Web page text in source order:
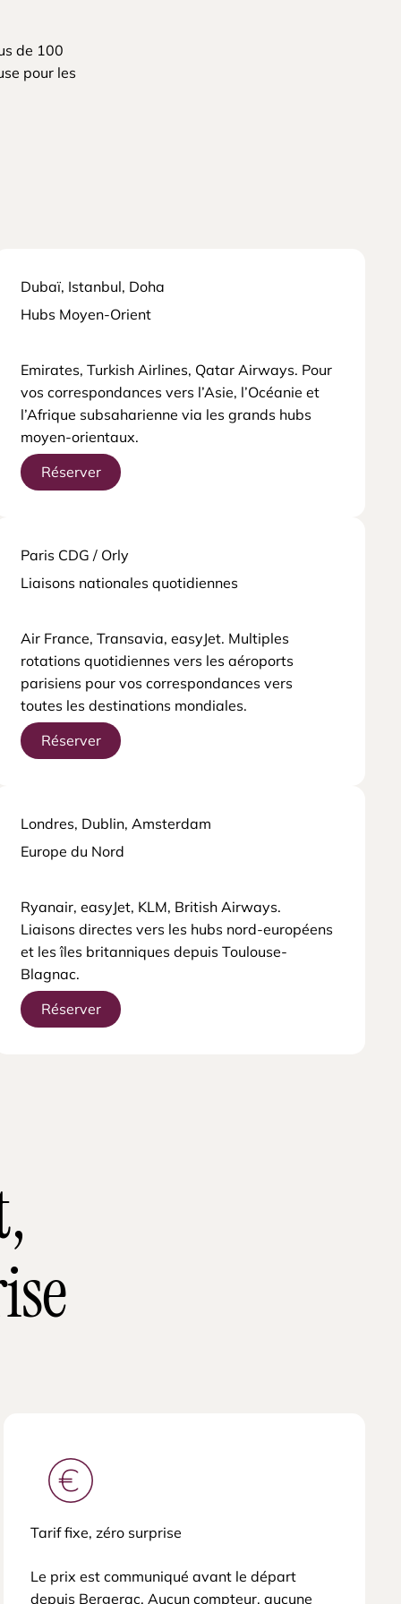
de 100
pour les
Dubaï, Istanbul, Doha
Hubs Moyen-Orient
Emirates, Turkish Airlines, Qatar Airways. Pour
vos correspondances vers l’Asie, l’Océanie et
l’Afrique subsaharienne via les grands hubs
moyen-orientaux.
Réserver
Paris CDG / Orly
Liaisons nationales quotidiennes
Air France, Transavia, easyJet. Multiples
rotations quotidiennes vers les aéroports
parisiens pour vos correspondances vers
toutes les destinations mondiales.
Réserver
Londres, Dublin, Amsterdam
Europe du Nord
Ryanair, easyJet, KLM, British Airways.
Liaisons directes vers les hubs nord-européens
et les îles britanniques depuis Toulouse-
Blagnac.
Réserver
Tarif fixe, zéro surprise
Le prix est communiqué avant le départ
depuis Bergerac. Aucun compteur, aucune